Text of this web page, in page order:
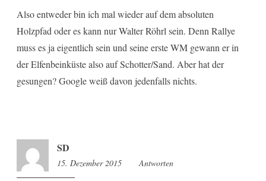
Also entweder bin ich mal wieder auf dem absoluten
Holzpfad oder es kann nur Walter Röhrl sein. Denn Rallye
muss es ja eigentlich sein und seine erste WM gewann er in
der Elfenbeinküste also auf Schotter/Sand. Aber hat der
gesungen? Google weiß davon jedenfalls nichts.
SD
15. Dezember 2015 8:24
Antworten